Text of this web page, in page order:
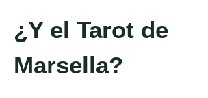
¿Y el Tarot de
Marsella?